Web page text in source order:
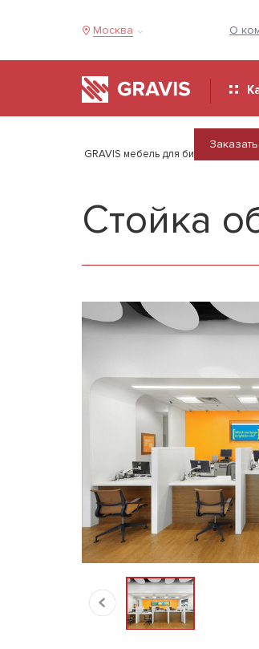
Москва О
GRAVIS мебель для бизнеса
Стойка